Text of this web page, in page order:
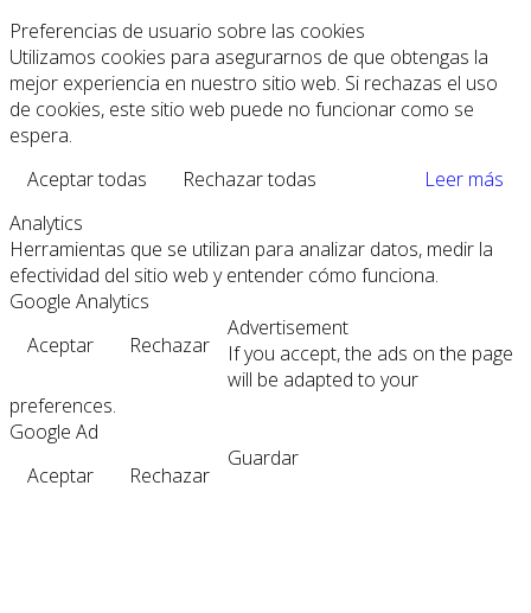
Preferencias de usuario sobre las cookies
Utilizamos cookies para asegurarnos de que obtengas la
mejor experiencia en nuestro sitio web. Si rechazas el uso
de cookies, este sitio web puede no funcionar como se
espera.
Aceptar todas
Rechazar todas
Leer más
Analytics
Herramientas que se utilizan para analizar datos, medir la
efectividad del sitio web y entender cómo funciona.
Google Analytics
Aceptar
Rechazar
Advertisement
If you accept, the ads on the page
will be adapted to your
preferences.
Google Ad
Aceptar
Rechazar
Guardar